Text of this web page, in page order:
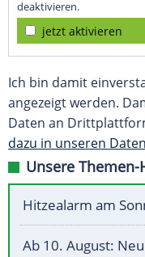
deaktivieren.
jetzt aktivieren
Ich bin damit
angezeigt werden.
Daten an
dazu in unseren
Unsere
Hitzealarm am
Ab 10. August: